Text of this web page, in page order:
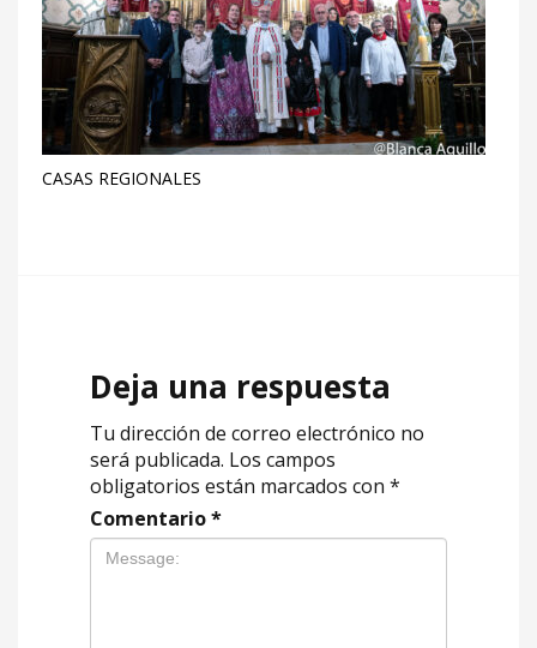
CASAS REGIONALES
Deja una respuesta
Tu dirección de correo electrónico no
será publicada. Los campos
obligatorios están marcados con *
Comentario*